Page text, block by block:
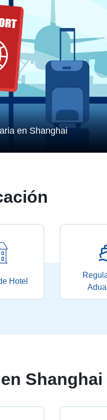
en Shanghai
Cómo canjear una
una china
Hotel
Shanghai